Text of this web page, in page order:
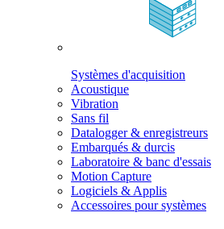
Systèmes d'acquisition
Acoustique
Vibration
Sans fil
Datalogger & enregistreurs
Embarqués & durcis
Laboratoire & banc d'essais
Motion Capture
Logiciels & Applis
Accessoires pour systèmes